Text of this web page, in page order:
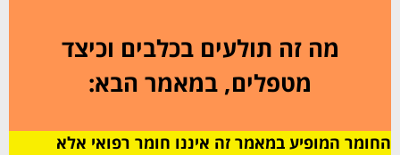
מה זה תולעים בכלבים וכיצד
מטפלים, במאמר הבא:
החומר המופיע במאמר זה איננו חומר רפואי אלא